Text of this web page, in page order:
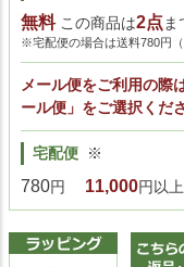
無料この商品は2点
※宅配便の場合は送料780円
メール便をご利用の際
ール便」をご選択くだ
宅配便
780円
※
11,000円以